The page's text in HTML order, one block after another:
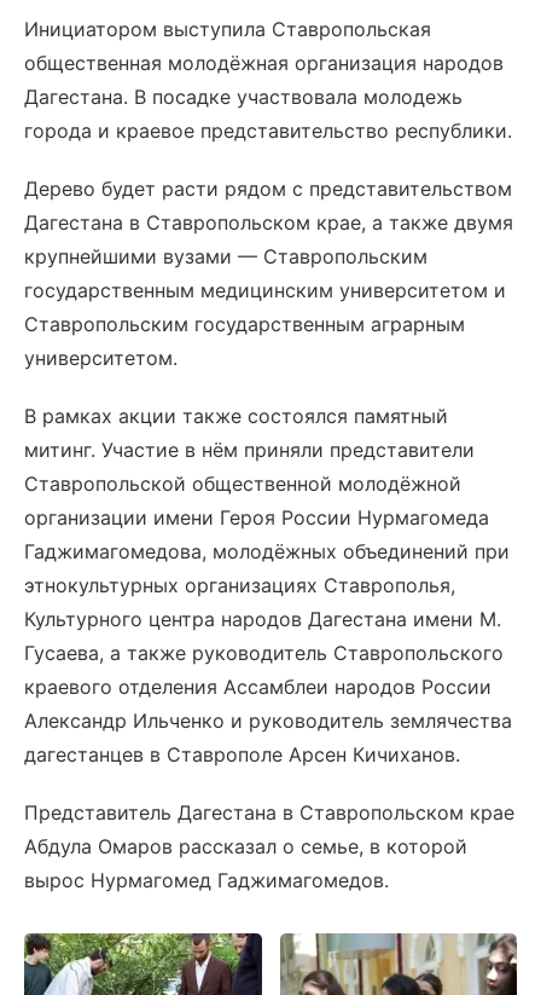
Инициатором выступила Ставропольская
общественная молодёжная организация народов
Дагестана. В посадке участвовала молодежь
города и краевое представительство республики.
Дерево будет расти рядом с представительством
Дагестана в Ставропольском крае, а также двумя
крупнейшими вузами — Ставропольским
государственным медицинским университетом и
Ставропольским государственным аграрным
университетом.
В рамках акции также состоялся памятный
митинг. Участие в нём приняли представители
Ставропольской общественной молодёжной
организации имени Героя России Нурмагомеда
Гаджимагомедова, молодёжных объединений при
этнокультурных организациях Ставрополья,
Культурного центра народов Дагестана имени М.
Гусаева, а также руководитель Ставропольского
краевого отделения Ассамблеи народов России
Александр Ильченко и руководитель землячества
дагестанцев в Ставрополе Арсен Кичиханов.
Представитель Дагестана в Ставропольском крае
Абдула Омаров рассказал о семье, в которой
вырос Нурмагомед Гаджимагомедов.